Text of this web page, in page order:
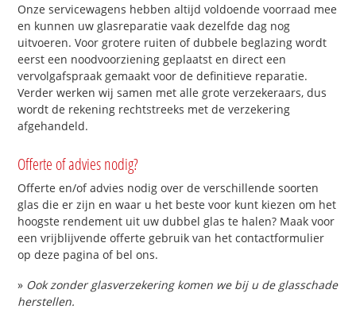
Onze servicewagens hebben altijd voldoende voorraad mee
en kunnen uw glasreparatie vaak dezelfde dag nog
uitvoeren. Voor grotere ruiten of dubbele beglazing wordt
eerst een noodvoorziening geplaatst en direct een
vervolgafspraak gemaakt voor de definitieve reparatie.
Verder werken wij samen met alle grote verzekeraars, dus
wordt de rekening rechtstreeks met de verzekering
afgehandeld.
Offerte of advies nodig?
Offerte en/of advies nodig over de verschillende soorten
glas die er zijn en waar u het beste voor kunt kiezen om het
hoogste rendement uit uw dubbel glas te halen? Maak voor
een vrijblijvende offerte gebruik van het contactformulier
op deze pagina of bel ons.
» Ook zonder glasverzekering komen we bij u de glasschade
herstellen.